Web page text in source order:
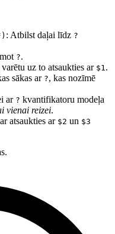
: Atbilst daļai līdz ?
?.
uz to atsaukties ar $1 .
sākas ar ?, kas nozīmē
ar ? kvantifikatoru modeļa
vienai reizei.
atsaukties ar $2 un $3